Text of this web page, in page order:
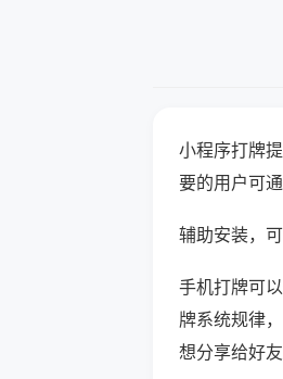
小程序打牌
要的用户可
辅助安装，
手机打牌可
牌系统规律
想分享给好